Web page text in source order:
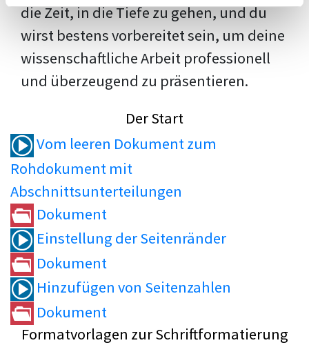
die Zeit, in die Tiefe zu gehen, und du
wirst bestens vorbereitet sein, um deine
wissenschaftliche Arbeit professionell
und überzeugend zu präsentieren.
Der Start
Vom leeren Dokument zum
Rohdokument mit
Abschnittsunterteilungen
Dokument
Einstellung der Seitenränder
Dokument
Hinzufügen von Seitenzahlen
Dokument
Formatvorlagen zur Schriftformatierung